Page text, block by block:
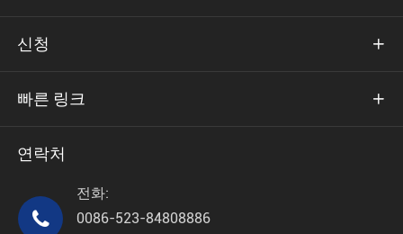
신청 
빠른 링크 
연락처

전화:
0086-523-84808886